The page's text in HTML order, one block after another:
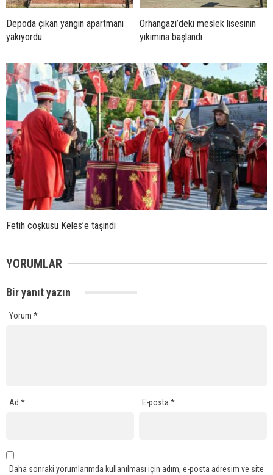
Depoda çıkan yangın apartmanı
yakıyordu
Orhangazi’deki meslek lisesinin
yıkımına başlandı
Fetih coşkusu Keles’e taşındı
YORUMLAR
Bir yanıt yazın
Yorum *
Ad * E-posta*
Daha sonraki yorumlarımda kullanılması için adım, e-posta adresim ve site